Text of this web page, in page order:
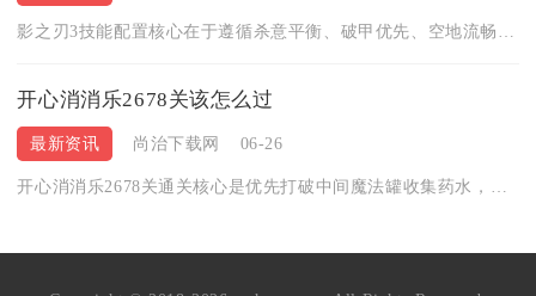
开心消消乐2678关该怎么过
最新资讯 尚治下载网 06-26